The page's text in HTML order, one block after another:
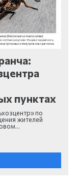
пунктах
по
жителей